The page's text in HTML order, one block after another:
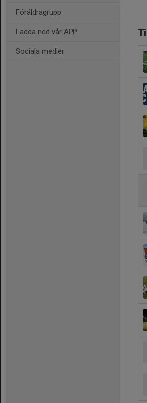
Föräldragrupp
Ladda ned vår APP
Sociala medier